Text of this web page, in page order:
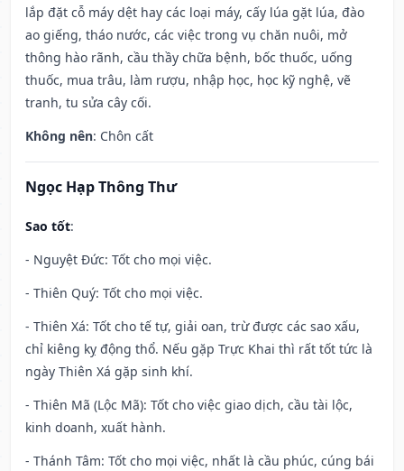
lắp đặt cỗ máy dệt hay các loại máy, cấy lúa gặt lúa, đào
ao giếng, tháo nước, các việc trong vụ chăn nuôi, mở
thông hào rãnh, cầu thầy chữa bệnh, bốc thuốc, uống
thuốc, mua trâu, làm rượu, nhập học, học kỹ nghệ, vẽ
tranh, tu sửa cây cối.
Không nên: Chôn cất
Ngọc Hạp Thông Thư
Sao tốt:
- Nguyệt Đức: Tốt cho mọi việc.
- Thiên Quý: Tốt cho mọi việc.
- Thiên Xá: Tốt cho tế tự, giải oan, trừ được các sao xấu,
chỉ kiêng kỵ động thổ. Nếu gặp Trực Khai thì rất tốt tức là
ngày Thiên Xá gặp sinh khí.
- Thiên Mã (Lộc Mã): Tốt cho việc giao dịch, cầu tài lộc,
kinh doanh, xuất hành.
- Thánh Tâm: Tốt cho mọi việc, nhất là cầu phúc, cúng bái